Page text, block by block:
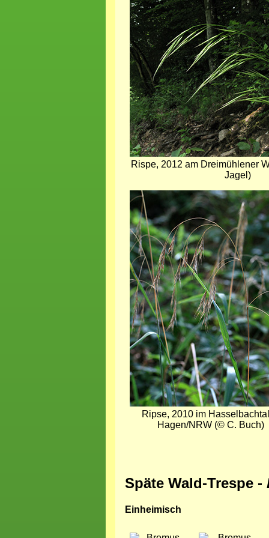
Rispe, 2012 am Dreimühlener
Jagel)
Bild
Ripse, 2010 im
Hagen/NRW (© C. Buch)
Späte Wald-Trespe -
Einheimisch